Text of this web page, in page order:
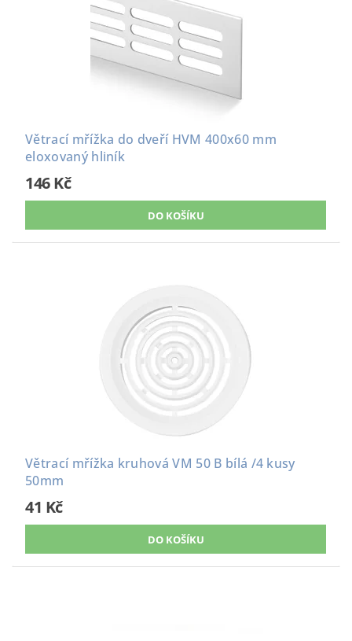
Větrací mřížka do dveří HVM 400x60 mm
eloxovaný hliník
146 Kč
Větrací mřížka kruhová VM 50 B bílá /4 kusy
50mm
41 Kč